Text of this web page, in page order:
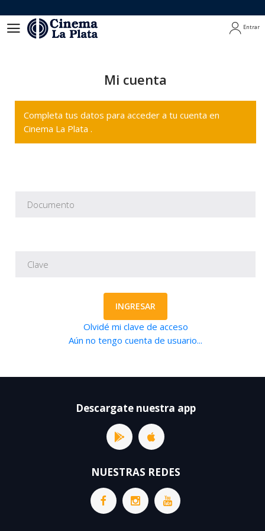
Entrar
Mi cuenta
Completa tus datos para acceder a tu cuenta en
Cinema La Plata .
INGRESAR
Olvidé mi clave de acceso
Aún no tengo cuenta de usuario...
Descargate nuestra app
NUESTRAS REDES